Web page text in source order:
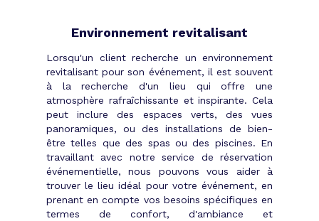
trois prestataires d’enfer afin de conduire
votre soirée d’entreprise vers un succès
garanti.
Le lieu, le thème de la soirée, la
décoration, les animations, le traiteur
sont autant de caractéristiques qui
participent à la grandeur de votre
événement. Aucun n’est à négliger. Tous
doivent être considérés comme
prioritaires. Chacun de ces domaines
requiert un spécialiste qui évoluera en
fonction de vos demandes.
Environnement revitalisant
Lorsqu'un client recherche un environnement
revitalisant pour son événement, il est souvent
à la recherche d'un lieu qui offre une
atmosphère rafraîchissante et inspirante. Cela
peut inclure des espaces verts, des vues
panoramiques, ou des installations de bien-
être telles que des spas ou des piscines. En
travaillant avec notre service de réservation
événementielle, nous pouvons vous aider à
trouver le lieu idéal pour votre événement, en
prenant en compte vos besoins spécifiques en
termes de confort, d'ambiance et